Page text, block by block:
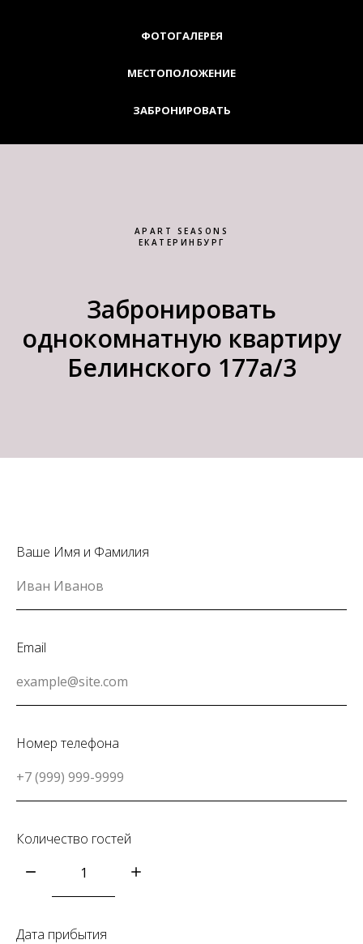
ФОТОГАЛЕРЕЯ
МЕСТОПОЛОЖЕНИЕ
ЗАБРОНИРОВАТЬ
APART SEASONS
ЕКАТЕРИНБУРГ
Забронировать
однокомнатную квартиру
Белинского 177а/3
Ваше Имя и Фамилия
Email
Номер телефона
Количество гостей
Дата прибытия